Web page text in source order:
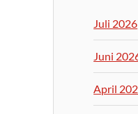
Juli 2026
Juni
April